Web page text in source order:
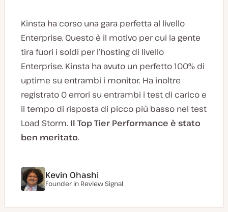
Kinsta ha corso una gara perfetta al livello
Enterprise. Questo è il motivo per cui la gente
tira fuori i soldi per l’hosting di livello
Enterprise. Kinsta ha avuto un perfetto 100% di
uptime su entrambi i monitor. Ha inoltre
registrato 0 errori su entrambi i test di carico e
il tempo di risposta di picco più basso nel test
Load Storm. Il Top Tier Performance è stato
ben meritato.
Kevin Ohashi
Founder in Review Signal